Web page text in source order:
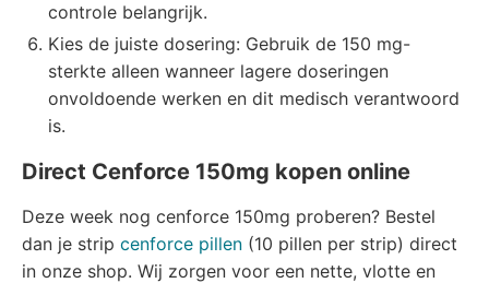
controle belangrijk.
Kies de juiste dosering: Gebruik de 150 mg-
sterkte alleen wanneer lagere doseringen
onvoldoende werken en dit medisch verantwoord
is.
Direct Cenforce 150mg kopen online
Deze week nog cenforce 150mg proberen? Bestel
dan je strip cenforce pillen (10 pillen per strip) direct
in onze shop. Wij zorgen voor een nette, vlotte en